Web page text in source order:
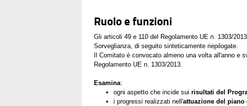
Ruolo e funzioni
Gli articoli 49 e 110 del Regolamento UE n. 1303/
Sorveglianza, di seguito sinteticamente riepilogate.
Il Comitato è convocato almeno una volta all'anno e
Regolamento UE n. 1303/2013.
Esamina:
ogni aspetto che incide sui risultati del
i progressi realizzati nell'attuazione del piano